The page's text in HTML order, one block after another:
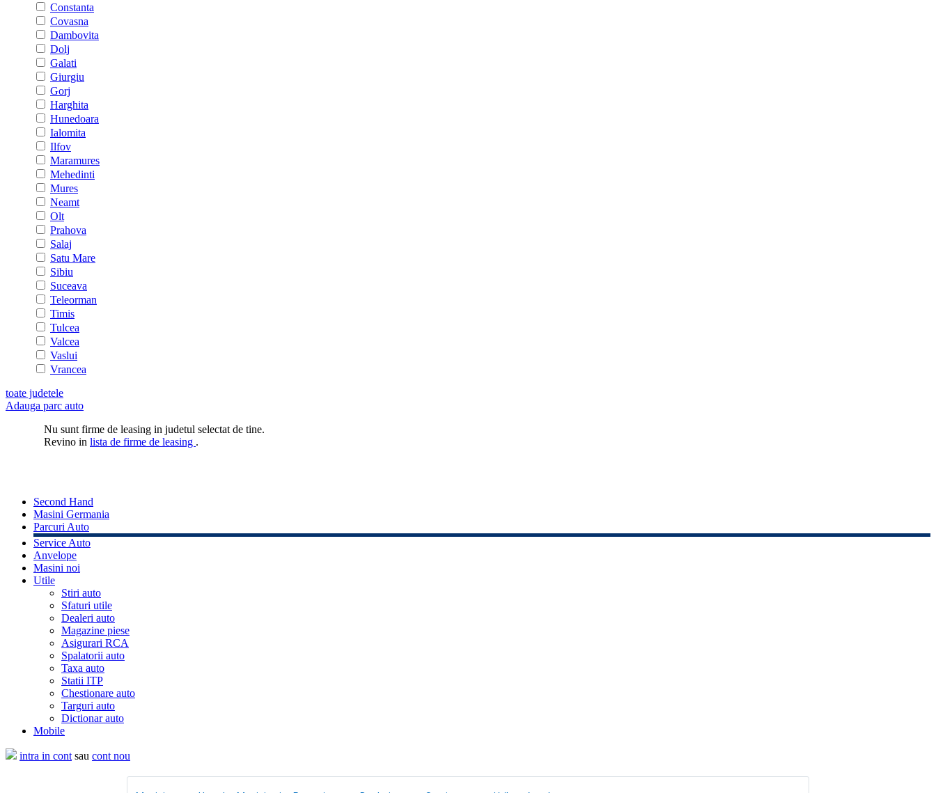
Constanta
Covasna
Dambovita
Dolj
Galati
Giurgiu
Gorj
Harghita
Hunedoara
Ialomita
Ilfov
Maramures
Mehedinti
Mures
Neamt
Olt
Prahova
Salaj
Satu Mare
Sibiu
Suceava
Teleorman
Timis
Tulcea
Valcea
Vaslui
Vrancea
toate judetele
Adauga parc auto
Nu sunt firme de leasing in judetul selectat de tine.
Revino in lista de firme de leasing .
Second Hand
Masini Germania
Parcuri Auto
Service Auto
Anvelope
Masini noi
Utile
Stiri auto
Sfaturi utile
Dealeri auto
Magazine piese
Asigurari RCA
Spalatorii auto
Taxa auto
Statii ITP
Chestionare auto
Targuri auto
Dictionar auto
Mobile
intra in cont sau cont nou